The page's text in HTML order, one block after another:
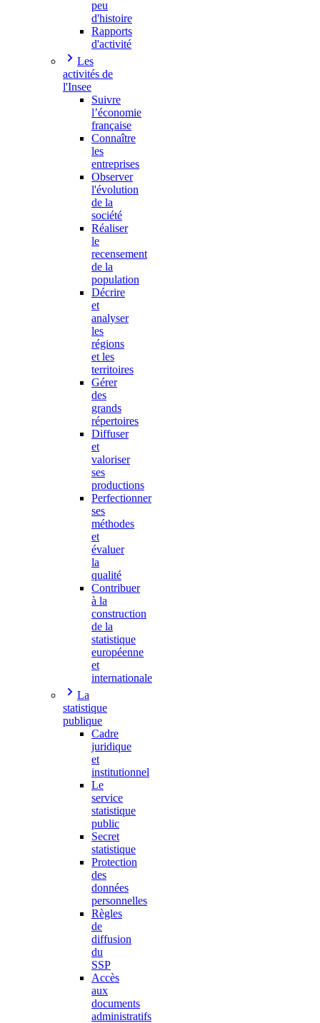
peu
d'histoire
Rapports
d'activité
Les
activités de
l'Insee
Suivre
l’économie
française
Connaître
les
entreprises
Observer
l'évolution
de la
société
Réaliser
le
recensement
de la
population
Décrire
et
analyser
les
régions
et les
territoires
Gérer
des
grands
répertoires
Diffuser
et
valoriser
ses
productions
Perfectionner
ses
méthodes
et
évaluer
la
qualité
Contribuer
à la
construction
de la
statistique
européenne
et
internationale
La
statistique
publique
Cadre
juridique
et
institutionnel
Le
service
statistique
public
Secret
statistique
Protection
des
données
personnelles
Règles
de
diffusion
du
SSP
Accès
aux
documents
administratifs